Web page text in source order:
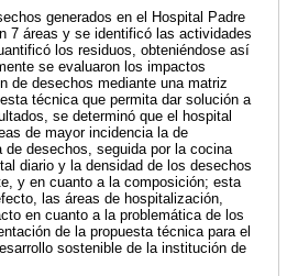
generados en el Hospital Padre
7 áreas y se identificó las actividades
los residuos, obteniéndose así
se evaluaron los impactos
de desechos mediante una matriz
técnica que permita dar solución a
se determinó que el hospital
de mayor incidencia la de
desechos, seguida por la cocina
diario y la densidad de los desechos
y en cuanto a la composición; esta
las áreas de hospitalización,
en cuanto a la problemática de los
de la propuesta técnica para el
sostenible de la institución de